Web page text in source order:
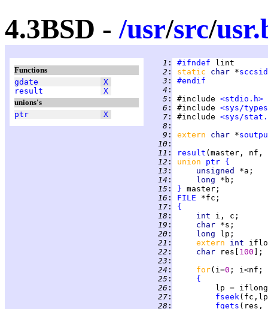
4.3BSD -/usr/src/
Functions
gdate
X
result
X
unions's
ptr
X
   1
: #ifndef
   2
: static char *sccsid
   3
:
#endif
   4
:
   5
: #include <stdio.h>
   6
: #include <sys/
   7
: #include <sys/
   8
:
   9
: extern char *
  10
:
  11
:
result
  12
: union ptr {
  13
: unsigned
  14
: long
  15
: }
  16
: FILE
  17
:
{
  18
: int
  19
: char
  20
: long
  21
: extern int
  22
: char res[ 100
  23
:
  24
: for(i=0
  25
:
{
  26
:
  27
: fseek
  28
: fgets (res,